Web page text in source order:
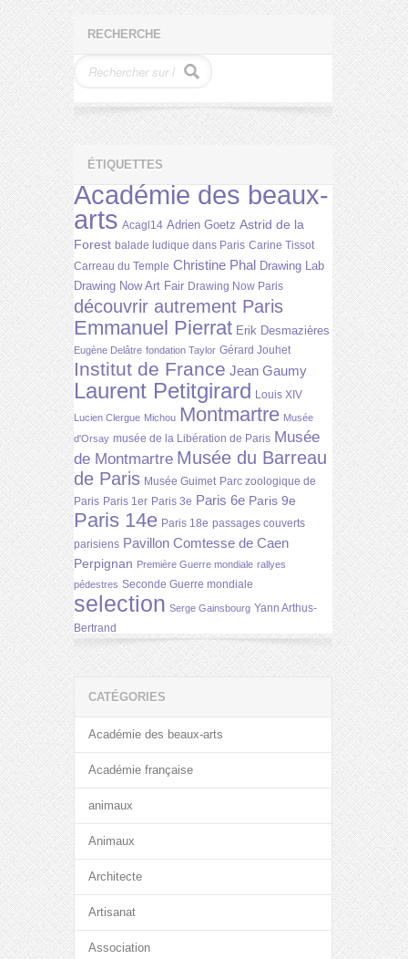
RECHERCHE
ÉTIQUETTES
Académie des beaux-
arts Acagl14 Adrien Goetz Astrid de la
Forest balade ludique dans Paris Carine Tissot
Carreau du Temple Christine Phal Drawing Lab
Drawing Now Art Fair Drawing Now Paris
découvrir autrement Paris
Emmanuel Pierrat Erik Desmazières
Eugène Delâtre fondation Taylor Gérard Jouhet
Institut de France Jean Gaumy
Laurent Petitgirard Louis XIV
Lucien Clergue Michou Montmartre Musée
d'Orsay musée de la Libération de Paris Musée
de Montmartre Musée du Barreau
de Paris Musée Guimet Parc zoologique de
Paris Paris 1er Paris 3e Paris 6e Paris 9e
Paris 14e Paris 18e passages couverts
parisiens Pavillon Comtesse de Caen
Perpignan Première Guerre mondiale rallyes
pédestres Seconde Guerre mondiale
selection Serge Gainsbourg Yann Arthus-
Bertrand
CATÉGORIES
Académie des beaux-arts
Académie française
animaux
Animaux
Architecte
Artisanat
Association